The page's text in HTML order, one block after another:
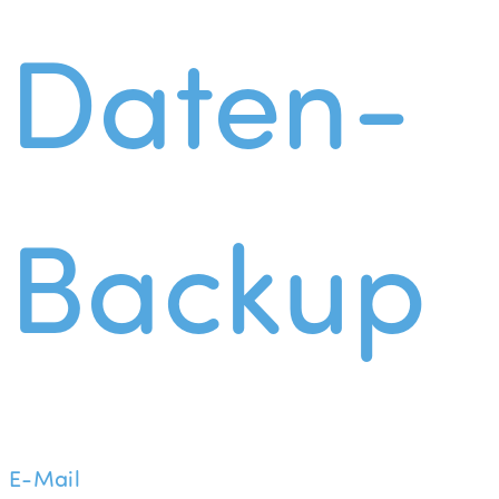
Daten-
Backup
E-Mail